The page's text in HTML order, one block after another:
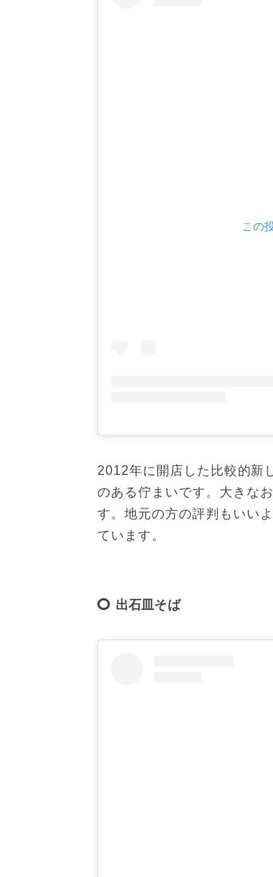
この
2012年に開店した比較的新
のある佇まいです。大きな
す。地元の方の評判もいい
ています。
出石皿そば